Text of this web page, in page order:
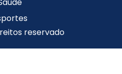
reservado